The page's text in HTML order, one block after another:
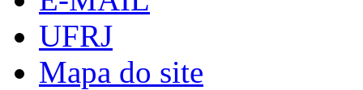
UFRJ
Mapa do site